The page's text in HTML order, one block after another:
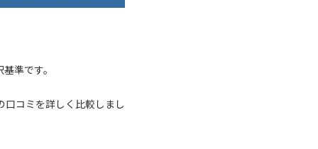
準です。
コミを詳しく比較しまし